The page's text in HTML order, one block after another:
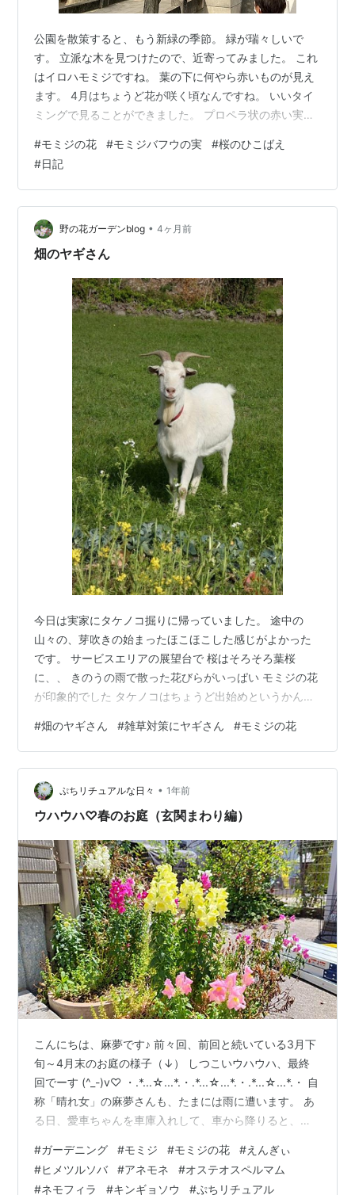
公園を散策すると、もう新緑の季節。 緑が瑞々しいで
す。 立派な木を見つけたので、近寄ってみました。 これ
はイロハモミジですね。 葉の下に何やら赤いものが見え
ます。 4月はちょうど花が咲く頃なんですね。 いいタイ
ミングで見ることができました。 プロペラ状の赤い実か
の花も可愛らしいですね。 見上げると、モミジバフウの
実が。 落葉後も枝に残って、新芽と何かを競い合ってる
ようです。 あら、木の幹から桜の花が見えます。 これは
「蘖（ひこばえ）」ですね。 ひこばえとは木の根本から
生える若芽（芽・枝）のことです。 桜のひこばえは、親
木が弱ったサインだといい…
#モミジの花 #モミジバフウの実 #桜のひこばえ
#日記
野の花ガーデンblog • 4ヶ月前
畑のヤギさん
今日は実家にタケノコ掘りに帰っていました。 途中の
山々の、芽吹きの始まったほこほこした感じがよかった
です。 サービスエリアの展望台で 桜はそろそろ葉桜
に、、 きのうの雨で散った花びらがいっぱい モミジの花
が印象的でした タケノコはちょうど出始めというかんじ
を見つけるのが楽しくて、思わず熱中して、帰る頃には
もうくたくた、、、。 帰りに寄った親戚の家の、隣の畑
のヤギさんに癒されました。 近所の方が草対策のため
に、お天気のいい日は畑に出しているのだそうです。 め
えちゃんと呼ぶと走り寄ってきてくれます 草だけでなく
#畑のヤギさん #雑草対策にヤギさん #モミジの花
ぷちリチュアルな日々 • 1年前
ウハウハ♡春のお庭（玄関まわり編）
こんにちは、麻夢です♪ 前々回、前回と続いている3月下
旬～4月末のお庭の様子（↓） しつこいウハウハ、最終
回でーす (^_-)v♡ ・.*...☆...*.・.*...☆...*.・.*...☆...*.・ 自
称「晴れ女」の麻夢さんも、たまには雨に遭います。 あ
る日、愛車ちゃんを車庫入れして、車から降りると、ち
カーポートの屋根から雨水が（↓）え…こんな感じやった
っけ？ 左右を比べると…パイプ外れとるやん (-"-) 後日、
#ガーデニング #モミジ #モミジの花 #えんぎぃ
#ヒメツルソバ #アネモネ #オステオスペルマム
#ネモフィラ #キンギョソウ #ぷちリチュアル